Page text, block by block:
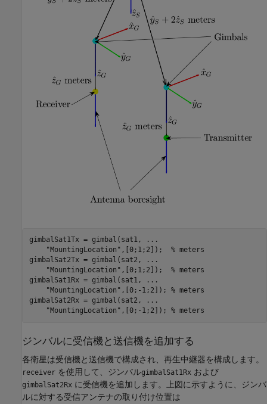
gimbalSat1Tx = gimbal(sat1,
...
"MountingLocation" ,[0;1;2]); % meters
gimbalSat2Tx = gimbal(sat2,
...
"MountingLocation" ,[0;1;2]); % meters
gimbalSat1Rx = gimbal(sat1,
...
"MountingLocation" ,[0;-1;2]); % meters
gimbalSat2Rx = gimbal(sat2,
...
"MountingLocation" ,[0;-1;2]); % meters
ジンバルに受信機と送信機を追加する
各衛星は受信機と送信機で構成され、再生中継器を構成します。
receiver を使用して、ジンバルgimbalSat1Rx および
gimbalSat2Rx に受信機を追加します。上図に示すように、ジンバ
ルに対する受信アンテナの取り付け位置は